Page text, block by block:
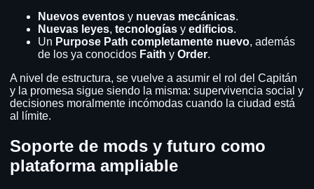
Nuevos eventos y nuevas mecánicas.
Nuevas leyes, tecnologías y edificios.
Un Purpose Path completamente nuevo, además
de los ya conocidos Faith y Order.
A nivel de estructura, se vuelve a asumir el rol del Capitán
y la promesa sigue siendo la misma: supervivencia social y
decisiones moralmente incómodas cuando la ciudad está
al límite.
Soporte de mods y futuro como
plataforma ampliable